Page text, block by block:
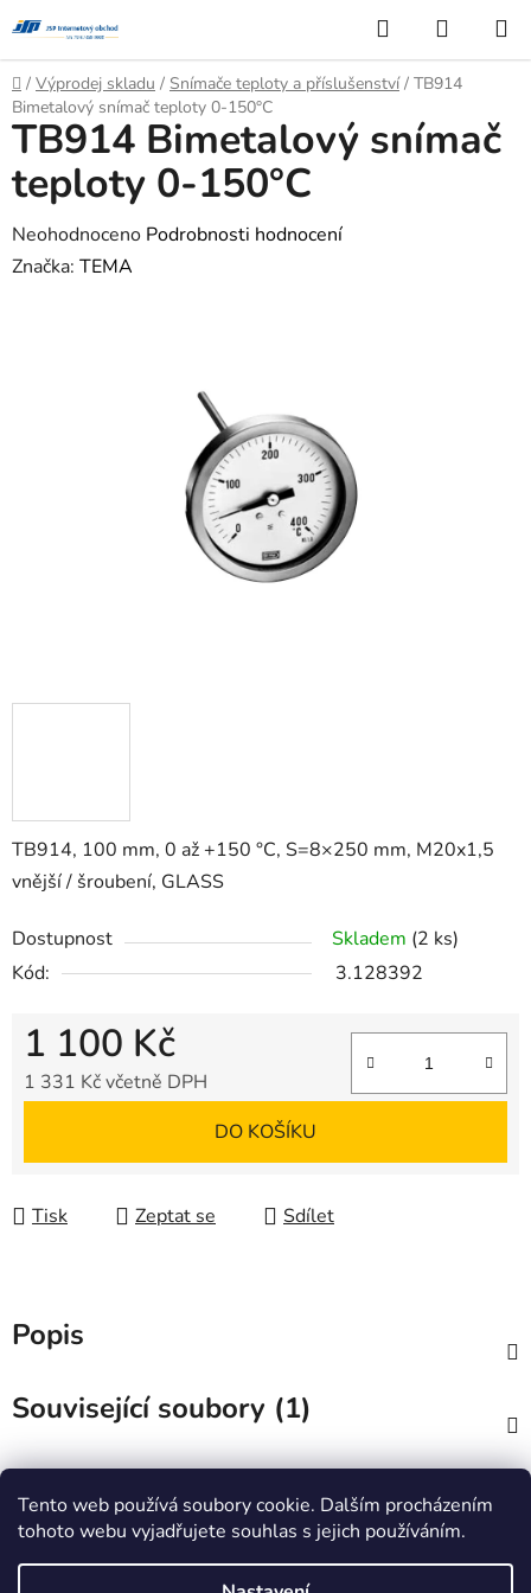
Tento web používá soubory cookie. Dalším procházením
tohoto webu vyjadřujete souhlas s jejich používáním.
na
obsah
Hledat
KOŠÍK
Domů
/ Výprodej skladu / Snímače teploty a příslušenství / TB914
Bimetalový snímač teploty 0-150°C
TB914, 100 mm, 0 až +150 °C, S=8×250 mm, M20x1,5
vnější / šroubení, GLASS
Dostupnost Skladem (2 ks)
Kód:
3.128392
1 100 Kč
1 331 Kč včetně DPH
DO KOŠÍKU
Tisk Zeptat se Sdílet
TB914 Bimetalový snímač
teploty 0-150°C
Průměrné
hodnocení
Neohodnoceno Podrobnosti hodnocení
Značka: TEMA
Popis
Související soubory (1)
Heureka.cz